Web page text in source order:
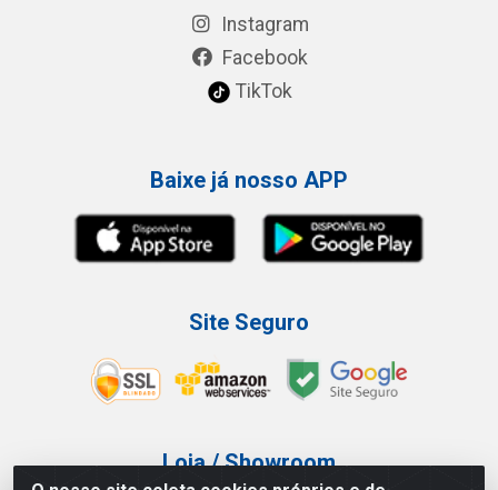
Instagram
Facebook
TikTok
Baixe já nosso APP
Site Seguro
Loja / Showroom